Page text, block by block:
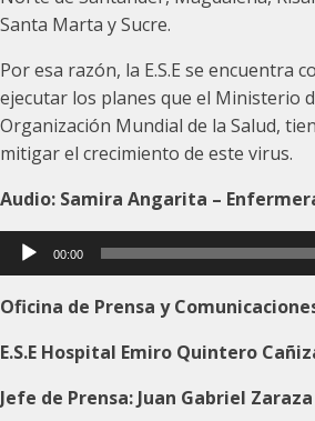
Santa Marta y Sucre.
Por esa razón, la E.S.E se encuentra
ejecutar los planes que el Ministerio
Organización Mundial de la Salud,
mitigar el crecimiento de este virus.
Audio: Samira Angarita –
Reproductor
de
audio
00:00
Oficina de Prensa y
E.S.E Hospital Emiro Quintero
Jefe de Prensa: Juan Gabriel